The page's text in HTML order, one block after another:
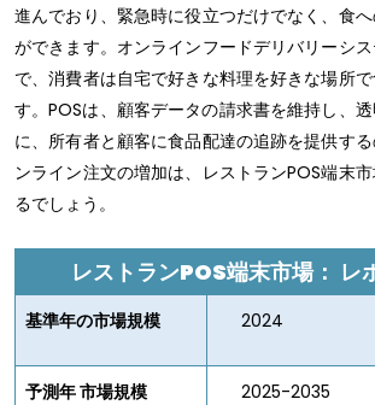
進んでおり、緊急時に役立つだけでなく、食
ができます。オンラインフードデリバリーシ
で、消費者は自宅で好きな料理を好きな場所
す。POSは、顧客データの請求書を維持し、
に、所有者と顧客に食品配達の追跡を提供す
ンライン注文の増加は、レストランPOS端末
るでしょう。
レストランPOS端末市場： レ
基準年の市場規模 2024
予測年 市場規模 2025-2035